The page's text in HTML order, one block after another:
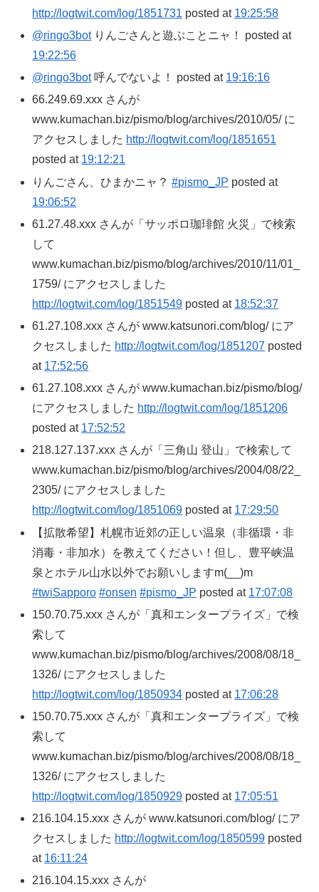
http://logtwit.com/log/1851731 posted at 19:25:58
@ringo3botりんごさんと遊ぶことニャ！ posted at
19:22:56
@ringo3bot呼んでないよ！ posted at 19:16:16
66.249.69.xxx さんが
www.kumachan.biz/pismo/blog/archives/2010/05/ に
アクセスしました http://logtwit.com/log/1851651
posted at 19:12:21
りんごさん、ひまかニャ？#pismo_JP posted at
19:06:52
61.27.48.xxx さんが「サッポロ珈琲館 火災」で検索
して
www.kumachan.biz/pismo/blog/archives/2010/11/01_
1759/ にアクセスしました
http://logtwit.com/log/1851549 posted at 18:52:37
61.27.108.xxx さんが www.katsunori.com/blog/ にア
クセスしました http://logtwit.com/log/1851207 posted
at 17:52:56
61.27.108.xxx さんが www.kumachan.biz/pismo/blog/
にアクセスしました http://logtwit.com/log/1851206
posted at 17:52:52
218.127.137.xxx さんが「三角山 登山」で検索して
www.kumachan.biz/pismo/blog/archives/2004/08/22_
2305/ にアクセスしました
http://logtwit.com/log/1851069 posted at 17:29:50
【拡散希望】札幌市近郊の正しい温泉（非循環・非
消毒・非加水）を教えてください！但し、豊平峡温
泉とホテル山水以外でお願いしますm(__)m
#twiSapporo #onsen #pismo_JP posted at 17:07:08
150.70.75.xxx さんが「真和エンタープライズ」で検
索して
www.kumachan.biz/pismo/blog/archives/2008/08/18_
1326/ にアクセスしました
http://logtwit.com/log/1850934 posted at 17:06:28
150.70.75.xxx さんが「真和エンタープライズ」で検
索して
www.kumachan.biz/pismo/blog/archives/2008/08/18_
1326/ にアクセスしました
http://logtwit.com/log/1850929 posted at 17:05:51
216.104.15.xxx さんが www.katsunori.com/blog/ にア
クセスしました http://logtwit.com/log/1850599 posted
at 16:11:24
216.104.15.xxx さんが